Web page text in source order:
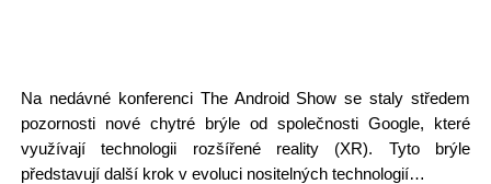
Na nedávné konferenci The Android Show se staly středem
pozornosti nové chytré brýle od společnosti Google, které
využívají technologii rozšířené reality (XR). Tyto brýle
představují další krok v evoluci nositelných technologií…